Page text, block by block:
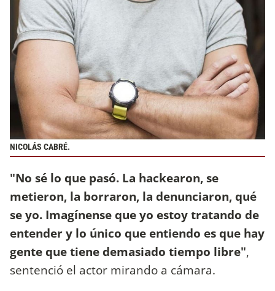
NICOLÁS CABRÉ.
"No sé lo que pasó. La hackearon, se
metieron, la borraron, la denunciaron, qué
se yo. Imagínense que yo estoy tratando de
entender y lo único que entiendo es que hay
gente que tiene demasiado tiempo libre",
sentenció el actor mirando a cámara.